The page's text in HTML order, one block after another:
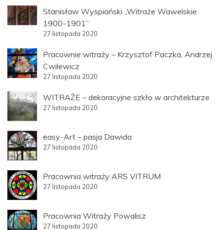
Stanisław Wyspiański „Witraże Wawelskie
1900-1901”
27 listopada 2020
Pracownie witraży – Krzysztof Paczka, Andrzej
Cwilewicz
27 listopada 2020
WITRAŻE – dekoracyjne szkło w architekturze
27 listopada 2020
easy-Art – pasja Dawida
27 listopada 2020
Pracownia witraży ARS VITRUM
27 listopada 2020
Pracownia Witraży Powalisz
27 listopada 2020